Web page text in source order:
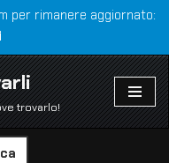
per rimanere aggiornato:
trovarlo!